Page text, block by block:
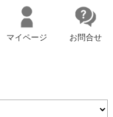
」日本酒・ワインセレクトショ
マイページ お問合せ